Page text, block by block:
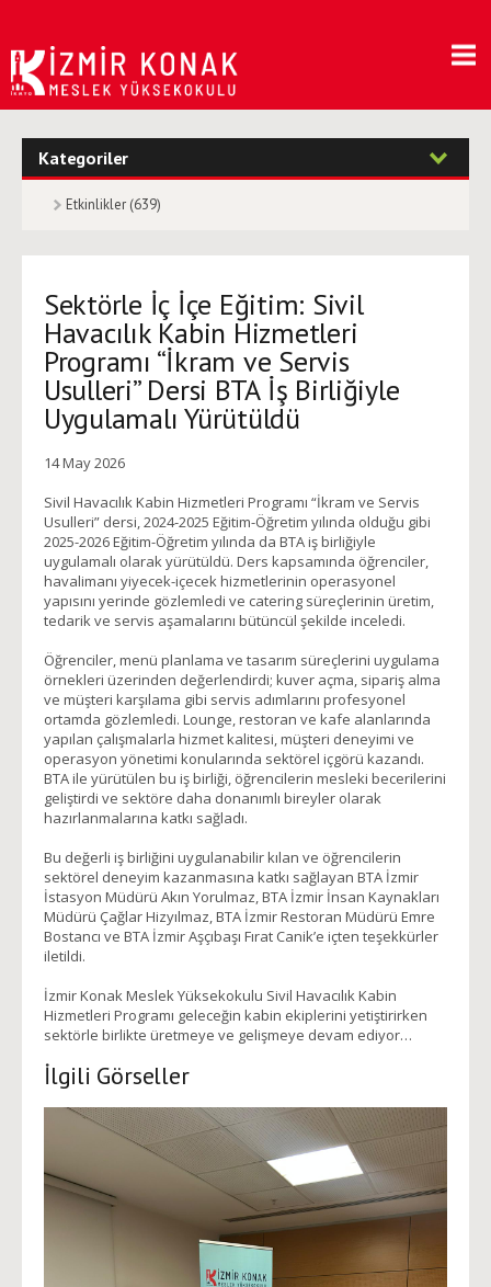
Kategoriler
Etkinlikler (639)
Sektörle İç İçe Eğitim: Sivil
Havacılık Kabin Hizmetleri
Programı “İkram ve Servis
Usulleri” Dersi BTA İş Birliğiyle
Uygulamalı Yürütüldü
14 May 2026
Sivil Havacılık Kabin Hizmetleri Programı “İkram ve Servis
Usulleri” dersi, 2024-2025 Eğitim-Öğretim yılında olduğu gibi
2025-2026 Eğitim-Öğretim yılında da BTA iş birliğiyle
uygulamalı olarak yürütüldü. Ders kapsamında öğrenciler,
havalimanı yiyecek-içecek hizmetlerinin operasyonel
yapısını yerinde gözlemledi ve catering süreçlerinin üretim,
tedarik ve servis aşamalarını bütüncül şekilde inceledi.
Öğrenciler, menü planlama ve tasarım süreçlerini uygulama
örnekleri üzerinden değerlendirdi; kuver açma, sipariş alma
ve müşteri karşılama gibi servis adımlarını profesyonel
ortamda gözlemledi. Lounge, restoran ve kafe alanlarında
yapılan çalışmalarla hizmet kalitesi, müşteri deneyimi ve
operasyon yönetimi konularında sektörel içgörü kazandı.
BTA ile yürütülen bu iş birliği, öğrencilerin mesleki becerilerini
geliştirdi ve sektöre daha donanımlı bireyler olarak
hazırlanmalarına katkı sağladı.
Bu değerli iş birliğini uygulanabilir kılan ve öğrencilerin
sektörel deneyim kazanmasına katkı sağlayan BTA İzmir
İstasyon Müdürü Akın Yorulmaz, BTA İzmir İnsan Kaynakları
Müdürü Çağlar Hizyılmaz, BTA İzmir Restoran Müdürü Emre
Bostancı ve BTA İzmir Aşçıbaşı Fırat Canik’e içten teşekkürler
iletildi.
İzmir Konak Meslek Yüksekokulu Sivil Havacılık Kabin
Hizmetleri Programı geleceğin kabin ekiplerini yetiştirirken
sektörle birlikte üretmeye ve gelişmeye devam ediyor…
İlgili Görseller